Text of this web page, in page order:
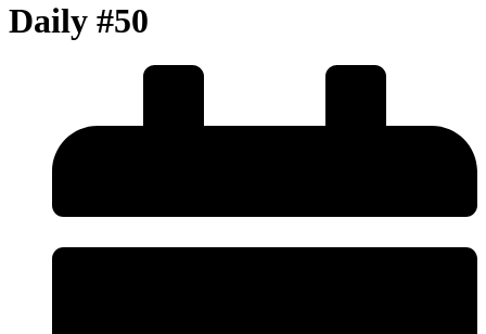
Daily #50